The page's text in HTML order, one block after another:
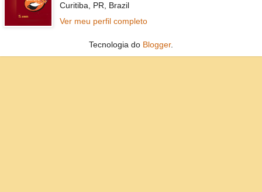
Curitiba, PR, Brazil
Ver meu perfil completo
Tecnologia do Blogger.